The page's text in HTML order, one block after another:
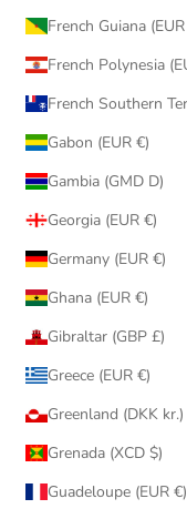
Gabon (EUR €)
Gambia (GMD D)
Georgia (EUR €)
Germany (EUR €)
Ghana (EUR €)
Gibraltar (GBP £)
Greece (EUR €)
Greenland (DKK kr.)
Grenada (XCD $)
Guadeloupe (EUR €)